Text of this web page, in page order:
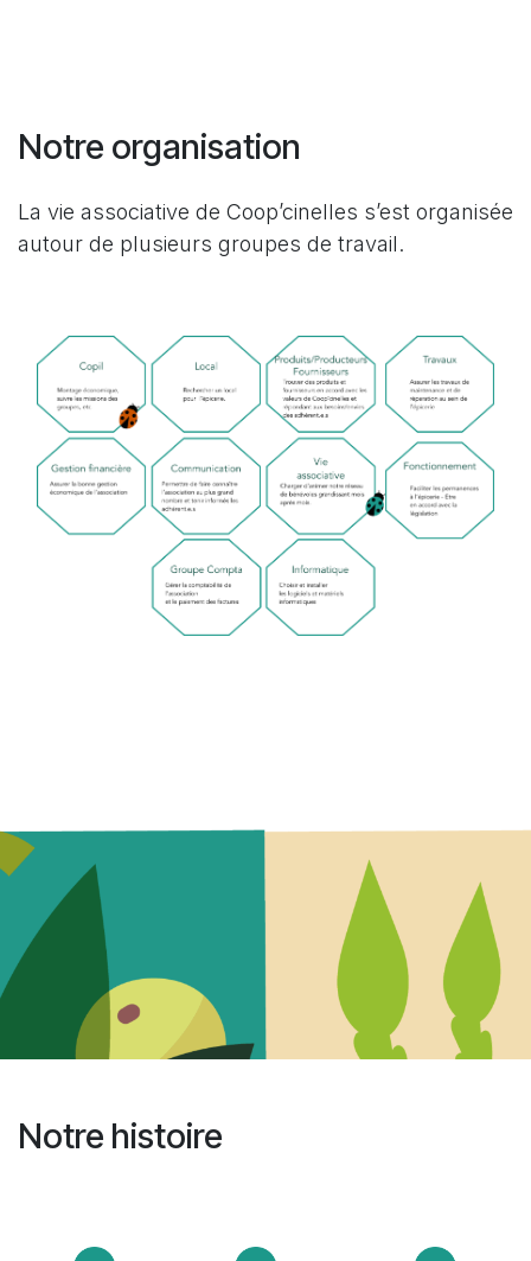
Notre organisation
La vie associative de Coop’cinelles s’est organisée
autour de plusieurs groupes de travail.
Notre histoire